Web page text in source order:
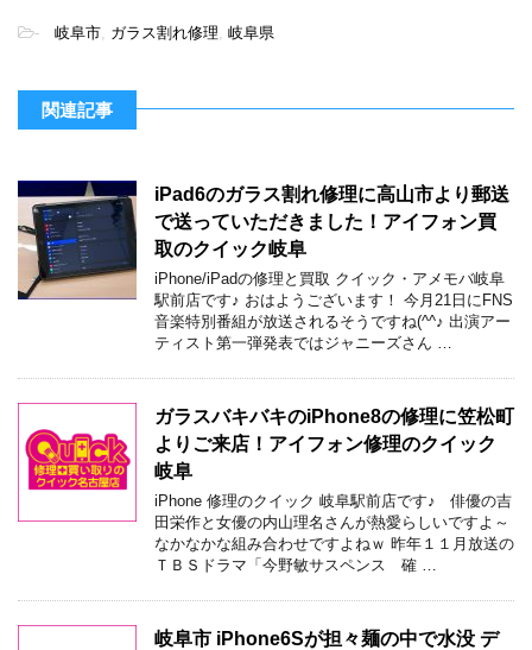
- 岐阜市 ガラス割れ修理 岐阜県
関連記事
iPad6のガラス割れ修理に高山市より郵送
で送っていただきました！アイフォン買
取のクイック岐阜
iPhone/iPadの修理と買取 クイック・アメモバ岐阜
駅前店です♪ おはようございます！ 今月21日にFNS
音楽特別番組が放送されるそうですね(^^♪ 出演アー
ティスト第一弾発表ではジャニーズさん …
ガラスバキバキのiPhone8の修理に笠松町
よりご来店！アイフォン修理のクイック
岐阜
iPhone 修理のクイック 岐阜駅前店です♪ 俳優の吉
田栄作と女優の内山理名さんが熱愛らしいですよ～
なかなかな組み合わせですよねｗ 昨年１１月放送の
ＴＢＳドラマ「今野敏サスペンス 確 …
岐阜市 iPhone6Sが担々麺の中で水没 デ